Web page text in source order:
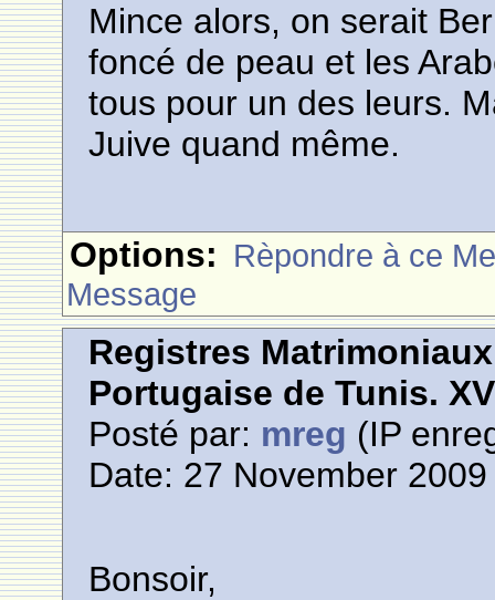
Mince alors, on serait
foncé de peau et les
tous pour un des leurs.
Juive quand même.
Options: Rèpondre à ce
Message
Registres
Portugaise de Tunis.
Posté par: mreg (IP
Date: 27 November
Bonsoir,